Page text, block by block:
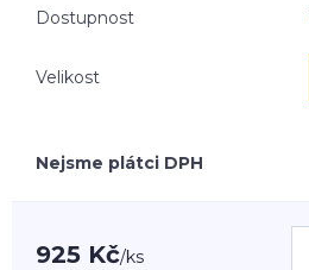
Dostupnost
Velikost
Nejsme plátci DPH
925 Kč/ks